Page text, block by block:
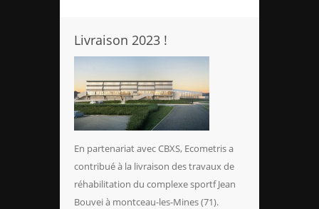
Livraison 2023 !
En partenariat avec CBXS, Ecometris a
contribué à la livraison des travaux de
réhabilitation du complexe sportf Jean
Bouvei à montceau-les-Mines (71).